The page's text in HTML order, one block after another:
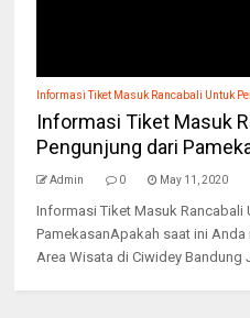
Informasi Tiket Masuk Rancabali Untuk
Informasi Tiket Masuk
Pengunjung dari
Admin 0 May 11, 2020
Informasi Tiket Masuk Rancabali
PamekasanApakah saat ini
Area Wisata di Ciwidey Bandung